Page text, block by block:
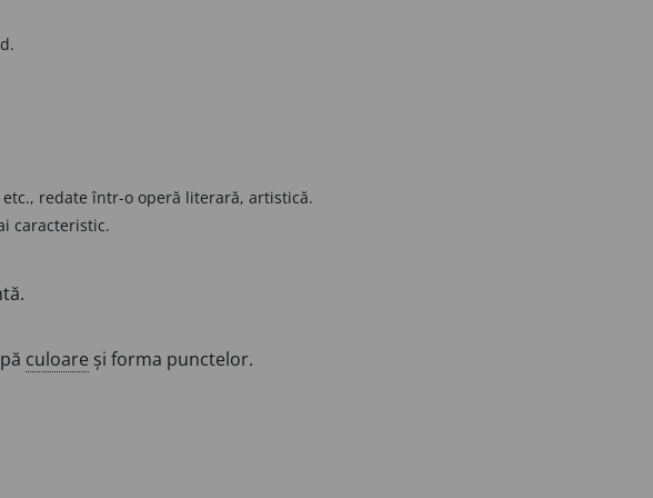
redate într-o operă literară, artistică.
caracteristic.
culoare și forma punctelor.